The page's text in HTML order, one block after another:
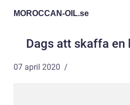
MOROCCAN-OIL.se
Dags att skaffa en
07 april 2020